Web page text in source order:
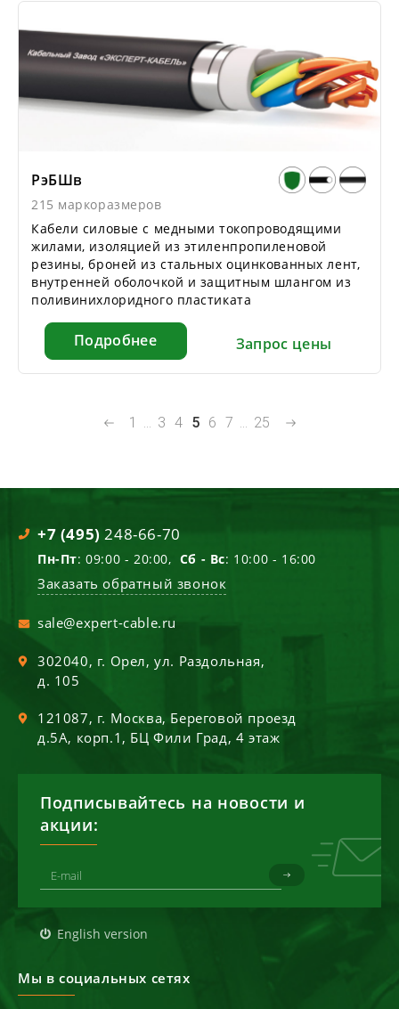
РэБШв
215 маркоразмеров
Кабели силовые с медными токопроводящими
жилами, изоляцией из этиленпропиленовой
резины, броней из стальных оцинкованных лент,
внутренней оболочкой и защитным шлангом из
поливинихлоридного пластиката
Подробнее Запрос цены
1 ... 3 4 5 6 7 ... 25
+7 (495) 248-66-70
Пн-Пт: 09:00 - 20:00, Сб - Вс: 10:00 - 16:00
Заказать обратный звонок
sale@expert-cable.ru
302040, г. Орел,ул. Раздольная,
д. 105
121087, г. Москва, Береговой проезд
д.5А, корп.1, БЦ Фили Град, 4 этаж
Подписывайтесь на новости и
акции:
English version
Мы в социальных сетях